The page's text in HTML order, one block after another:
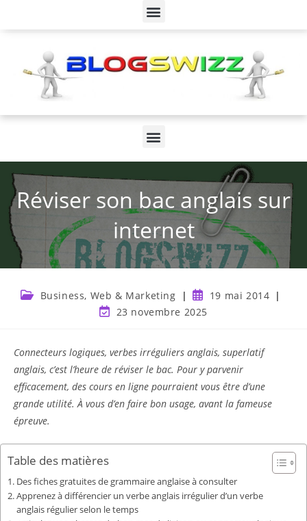
Réviser son bac anglais sur
internet
Business, Web & Marketing
19 mai 2014
23 novembre 2025
Connecteurs logiques, verbes irréguliers anglais, superlatif
anglais, c’est l’heure de réviser le bac. Pour y parvenir
efficacement, des cours en ligne pourraient vous être d’une
grande utilité. À vous d’en faire bon usage, avant la fameuse
épreuve.
Table des matières
Des fiches gratuites de grammaire anglaise à consulter
Apprenez à différencier un verbe anglais irrégulier d’un verbe
anglais régulier selon le temps